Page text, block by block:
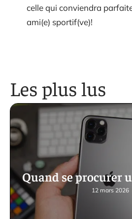
celle qui conviendra
ami(e) sportif(ve)!
Les plus lus
Quand se procurer
12 mars 2026